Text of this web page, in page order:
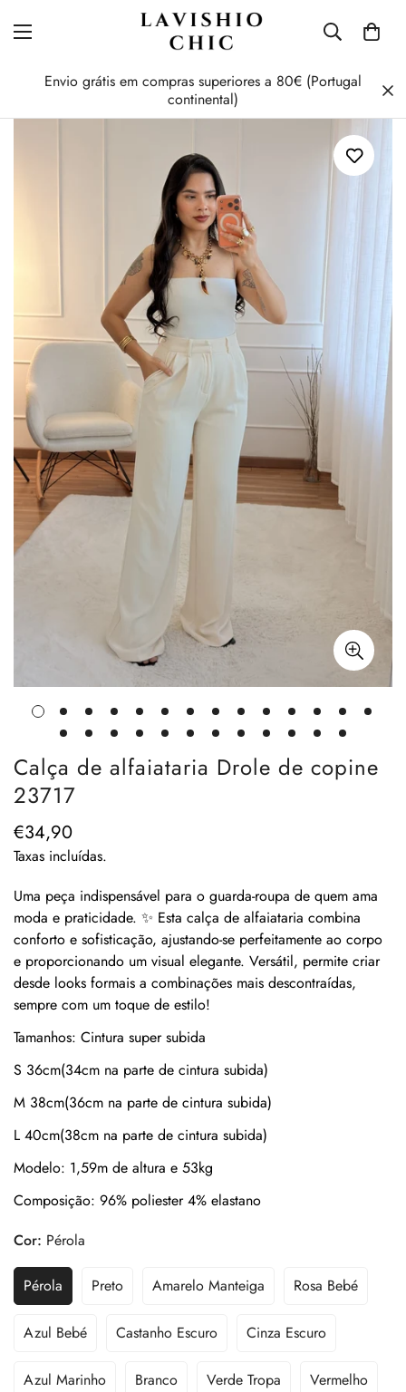
Envio grátis em compras superiores a 80€ (Portugal
continental)
Calça de alfaiataria Drole de copine
23717
Preço
regular
€34,90
Taxas incluídas.
Uma peça indispensável para o guarda-roupa de quem ama
moda e praticidade. ✨ Esta calça de alfaiataria combina
conforto e sofisticação, ajustando-se perfeitamente ao corpo
e proporcionando um visual elegante. Versátil, permite criar
desde looks formais a combinações mais descontraídas,
sempre com um toque de estilo!
Tamanhos: Cintura super subida
S 36cm(34cm na parte de cintura subida)
M 38cm(36cm na parte de cintura subida)
L 40cm(38cm na parte de cintura subida)
Modelo: 1,59m de altura e 53kg
Composição: 96% poliester 4% elastano
Cor: Pérola
Pérola Preto Amarelo Manteiga Rosa Bebé
Azul Bebé Castanho Escuro Cinza Escuro
Azul Marinho Branco Verde Tropa Vermelho